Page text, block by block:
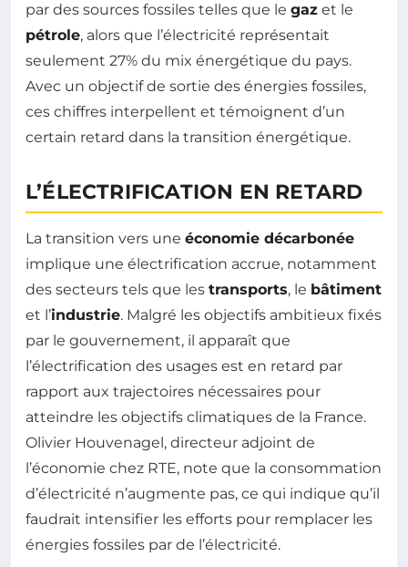
par des sources fossiles telles que le gaz et le
pétrole, alors que l’électricité représentait
seulement 27% du mix énergétique du pays.
Avec un objectif de sortie des énergies fossiles,
ces chiffres interpellent et témoignent d’un
certain retard dans la transition énergétique.
L’ÉLECTRIFICATION EN RETARD
La transition vers une économie décarbonée
implique une électrification accrue, notamment
des secteurs tels que les transports, le bâtiment
et l’industrie. Malgré les objectifs ambitieux fixés
par le gouvernement, il apparaît que
l’électrification des usages est en retard par
rapport aux trajectoires nécessaires pour
atteindre les objectifs climatiques de la France.
Olivier Houvenagel, directeur adjoint de
l’économie chez RTE, note que la consommation
d’électricité n’augmente pas, ce qui indique qu’il
faudrait intensifier les efforts pour remplacer les
énergies fossiles par de l’électricité.